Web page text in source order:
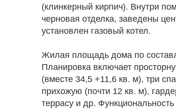
(клинкерный кирпич). Внутри
черновая отделка, заведены
установлен газовый котел.
Жилая площадь дома по
Планировка включает
(вместе 34,5 +11,6 кв. м), три
прихожую (почти 12 кв. м),
террасу и др.